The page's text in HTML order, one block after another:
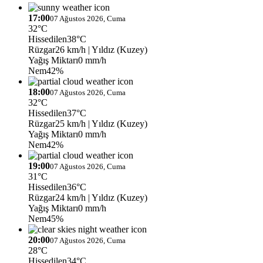
17:0007 Ağustos 2026, Cuma
32°C
Hissedilen38°C
Rüzgar26 km/h | Yıldız (Kuzey)
Yağış Miktarı0 mm/h
Nem42%
18:0007 Ağustos 2026, Cuma
32°C
Hissedilen37°C
Rüzgar25 km/h | Yıldız (Kuzey)
Yağış Miktarı0 mm/h
Nem42%
19:0007 Ağustos 2026, Cuma
31°C
Hissedilen36°C
Rüzgar24 km/h | Yıldız (Kuzey)
Yağış Miktarı0 mm/h
Nem45%
20:0007 Ağustos 2026, Cuma
28°C
Hissedilen34°C